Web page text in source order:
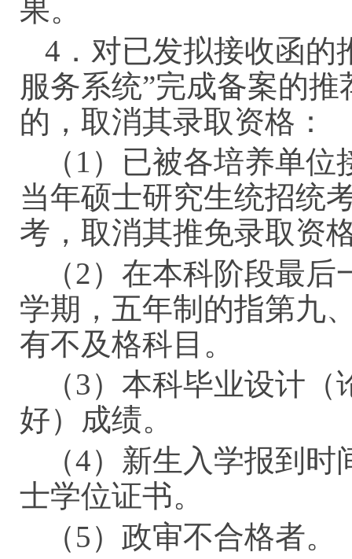
果。
4．对已发拟接收函的
服务系统”完成备案的
的，取消其录取资格：
（ 1）已被各培养单位
当年硕士研究生统招统
考，取消其推免录取资
（2）在本科阶段最后
学期，五年制的指第九
有不及格科目。
（3）本科毕业设计（
好）成绩。
（4）新生入学报到时
士学位证书。
（5）政审不合格者。